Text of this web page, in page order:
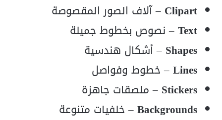
Clipart – آلاف الصور المقصوصة
Text– نصوص بخطوط جميلة
Shapes – أشكال هندسية
Lines– خطوط وفواصل
Stickers – ملصقات جاهزة
Backgrounds– خلفيات متنوعة